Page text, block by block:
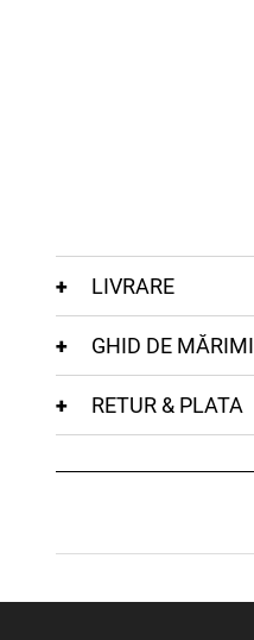
LIVRARE
GHID DE MĂRIMI
RETUR & PLATA